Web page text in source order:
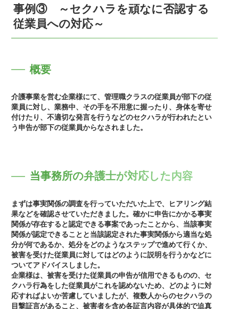
事例③ ～セクハラを頑なに否認する
従業員への対応～
概要
介護事業を営む企業様にて、管理職クラスの従業員が部下の従
業員に対し、業務中、その手を不用意に握ったり、身体を寄せ
付けたり、不適切な発言を行うなどのセクハラが行われたとい
う申告が部下の従業員からなされました。
当事務所の弁護士が対応した内容
まずは事実関係の調査を行っていただいた上で、ヒアリング結
果などを確認させていただきました。確かに申告にかかる事実
関係が存在すると認定できる事案であったことから、当該事実
関係が認定できることと当該認定された事実関係から適当な処
分が何であるか、処分をどのようなステップで進めて行くか、
被害を受けた従業員に対してはどのように説明を行うかなどに
ついてアドバイスしました。
企業様は、被害を受けた従業員の申告が信用できるものの、セ
クハラ行為をした従業員がこれを認めないため、どのように対
応すればよいか苦慮していましたが、複数人からのセクハラの
目撃証言があること、被害者を含め各証言内容が具体的で迫真